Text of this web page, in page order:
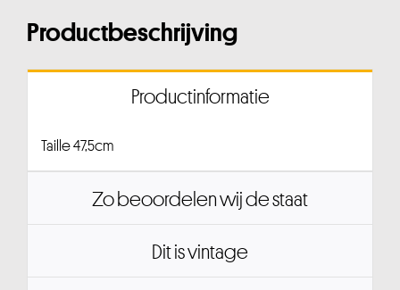
Productbeschrijving
Productinformatie
Taille 47,5cm
Zo beoordelen wij de staat
Dit is vintage